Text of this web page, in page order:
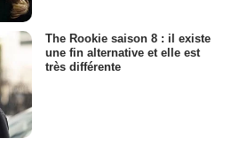
The Rookie saison 8 : il existe
une fin alternative et elle est
très différente